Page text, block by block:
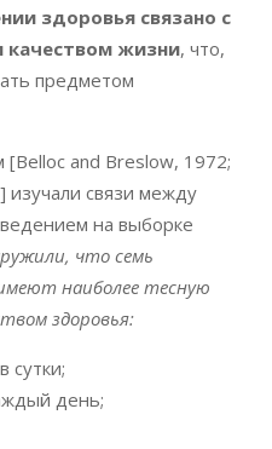
здоровья связано с
жизни, что,
предметом
[Belloc and Breslow, 1972;
изучали связи между
на выборке
что семь
наиболее тесную
здоровья:
сутки;
день;